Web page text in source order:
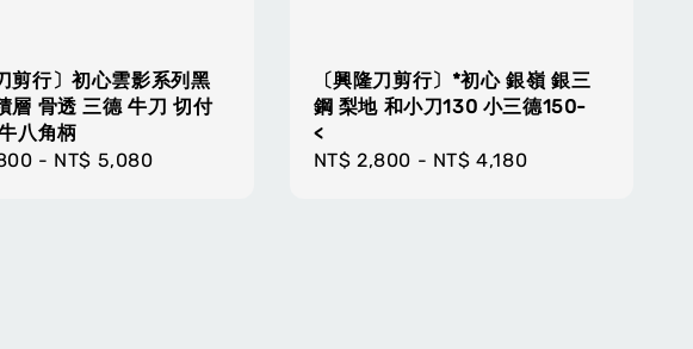
剪行〕初心雲影系列黑
層 骨透 三德 牛刀 切付
八角柄
- NT$ 5,080
〔興隆刀剪行〕*初心 銀嶺 銀三
鋼 梨地 和小刀130 小三德150-
<
Regular
NT$ 2,800 - NT$ 4,180